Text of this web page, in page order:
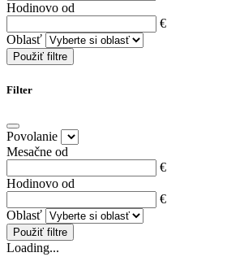
Hodinovo od
€
Oblasť
Použiť filtre
Filter
Povolanie
Mesačne od
€
Hodinovo od
€
Oblasť
Použiť filtre
Loading...